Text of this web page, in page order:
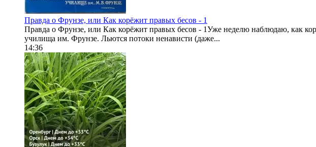
Правда о Фрунзе, или Как корёжит правых бесов - 1
Правда о Фрунзе, или Как корёжит правых бесов - 1Уже неделю наблюдаю, как
училища им. Фрунзе. Льются потоки ненависти (даже...
14:36